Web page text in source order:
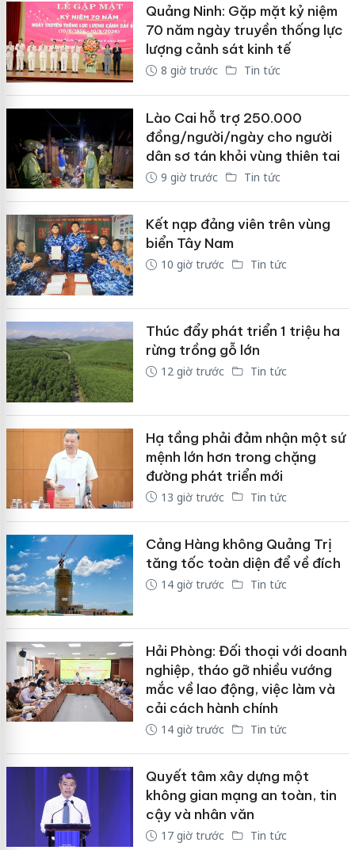
Quảng Ninh: Gặp mặt kỷ niệm
70 năm ngày truyền thống lực
lượng cảnh sát kinh tế
8 giờ trước Tin tức
Lào Cai hỗ trợ 250.000
đồng/người/ngày cho người
dân sơ tán khỏi vùng thiên tai
9 giờ trước Tin tức
Kết nạp đảng viên trên vùng
biển Tây Nam
10 giờ trước Tin tức
Thúc đẩy phát triển 1 triệu ha
rừng trồng gỗ lớn
12 giờ trước Tin tức
Hạ tầng phải đảm nhận một sứ
mệnh lớn hơn trong chặng
đường phát triển mới
13 giờ trước Tin tức
Cảng Hàng không Quảng Trị
tăng tốc toàn diện để về đích
14 giờ trước Tin tức
Hải Phòng: Đối thoại với doanh
nghiệp, tháo gỡ nhiều vướng
mắc về lao động, việc làm và
cải cách hành chính
14 giờ trước Tin tức
Quyết tâm xây dựng một
không gian mạng an toàn, tin
cậy và nhân văn
17 giờ trước Tin tức